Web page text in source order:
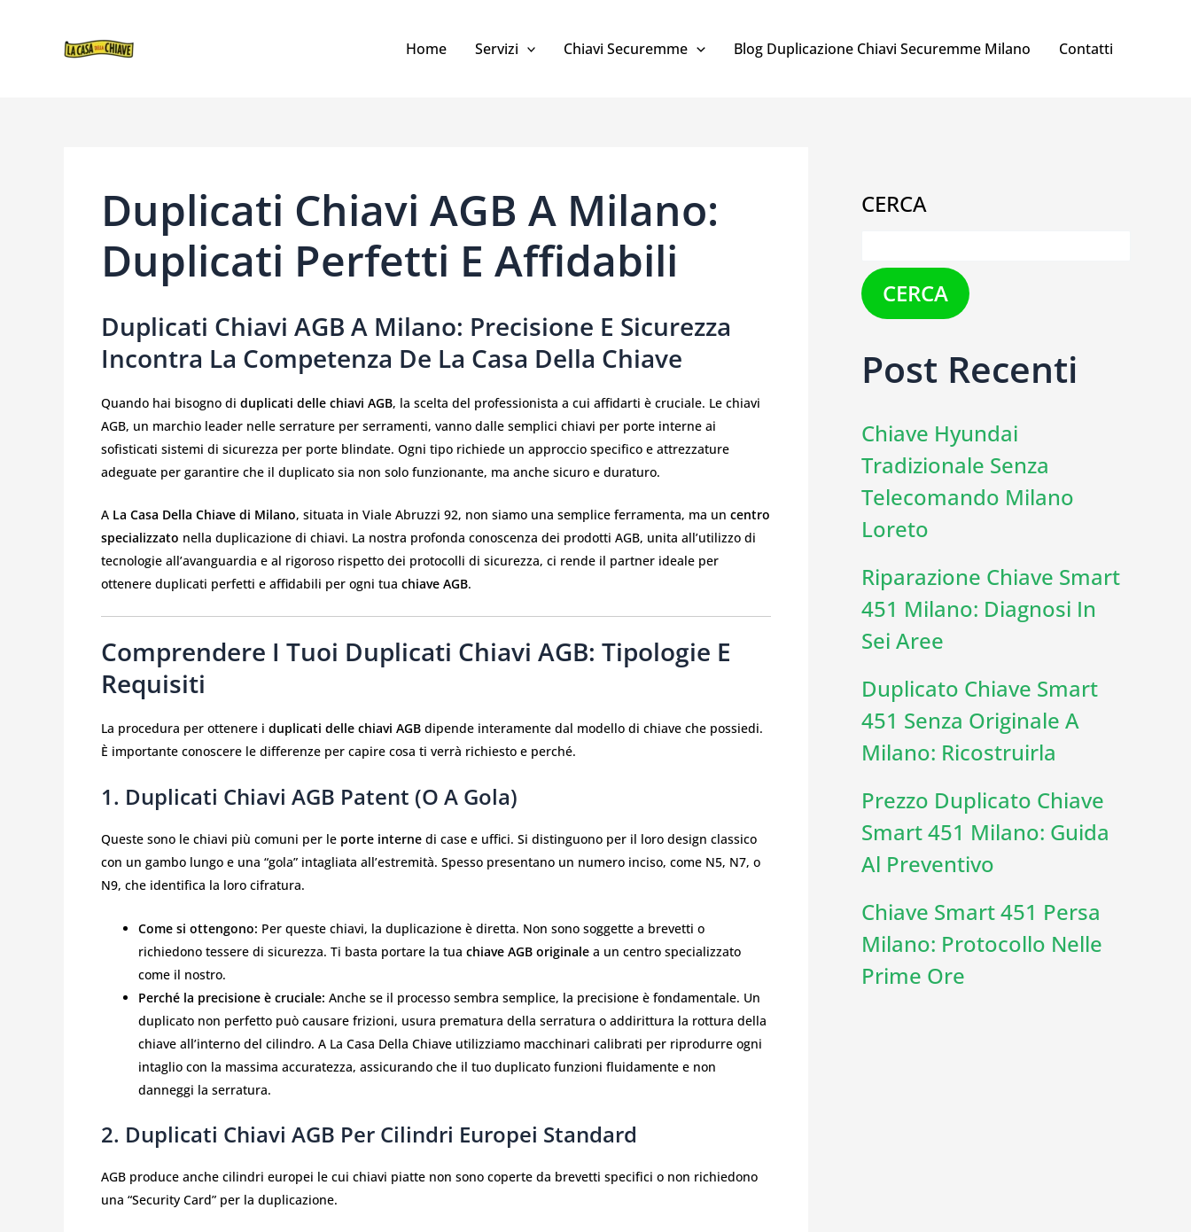
CONTENUTO
Home Servizi Chiavi Securemme Blog Duplicazione Chiavi Securemme Milano Contatti
Duplicati Chiavi AGB A Milano:
Duplicati Perfetti E Affidabili
Duplicati Chiavi AGB A Milano: Precisione E Sicurezza
Incontra La Competenza De La Casa Della Chiave
Quando hai bisogno di duplicati delle chiavi AGB, la scelta del professionista a cui affidarti è cruciale. Le chiavi
AGB, un marchio leader nelle serrature per serramenti, vanno dalle semplici chiavi per porte interne ai
sofisticati sistemi di sicurezza per porte blindate. Ogni tipo richiede un approccio specifico e attrezzature
adeguate per garantire che il duplicato sia non solo funzionante, ma anche sicuro e duraturo.
A La Casa Della Chiave di Milano, situata in Viale Abruzzi 92, non siamo una semplice ferramenta, ma un centro
specializzato nella duplicazione di chiavi. La nostra profonda conoscenza dei prodotti AGB, unita all’utilizzo di
tecnologie all’avanguardia e al rigoroso rispetto dei protocolli di sicurezza, ci rende il partner ideale per
ottenere duplicati perfetti e affidabili per ogni tua chiave AGB.
Comprendere I Tuoi Duplicati Chiavi AGB: Tipologie E
Requisiti
La procedura per ottenere i duplicati delle chiavi AGB dipende interamente dal modello di chiave che possiedi.
È importante conoscere le differenze per capire cosa ti verrà richiesto e perché.
1. Duplicati Chiavi AGB Patent (o A Gola)
Queste sono le chiavi più comuni per le porte interne di case e uffici. Si distinguono per il loro design classico
con un gambo lungo e una “gola” intagliata all’estremità. Spesso presentano un numero inciso, come N5, N7, o
N9, che identifica la loro cifratura.
Come si ottengono: Per queste chiavi, la duplicazione è diretta. Non sono soggette a brevetti o
richiedono tessere di sicurezza. Ti basta portare la tua chiave AGB originale a un centro specializzato
come il nostro.
Perché la precisione è cruciale: Anche se il processo sembra semplice, la precisione è fondamentale. Un
duplicato non perfetto può causare frizioni, usura prematura della serratura o addirittura la rottura della
chiave all’interno del cilindro. A La Casa Della Chiave utilizziamo macchinari calibrati per riprodurre ogni
intaglio con la massima accuratezza, assicurando che il tuo duplicato funzioni fluidamente e non
danneggi la serratura.
2. Duplicati Chiavi AGB Per Cilindri Europei Standard
AGB produce anche cilindri europei le cui chiavi piatte non sono coperte da brevetti specifici o non richiedono
una “Security Card” per la duplicazione.
CERCA
CERCA
Post Recenti
Chiave Hyundai
Tradizionale Senza
Telecomando Milano
Loreto
Riparazione Chiave Smart
451 Milano: Diagnosi In
Sei Aree
Duplicato Chiave Smart
451 Senza Originale A
Milano: Ricostruirla
Prezzo Duplicato Chiave
Smart 451 Milano: Guida
Al Preventivo
Chiave Smart 451 Persa
Milano: Protocollo Nelle
Prime Ore